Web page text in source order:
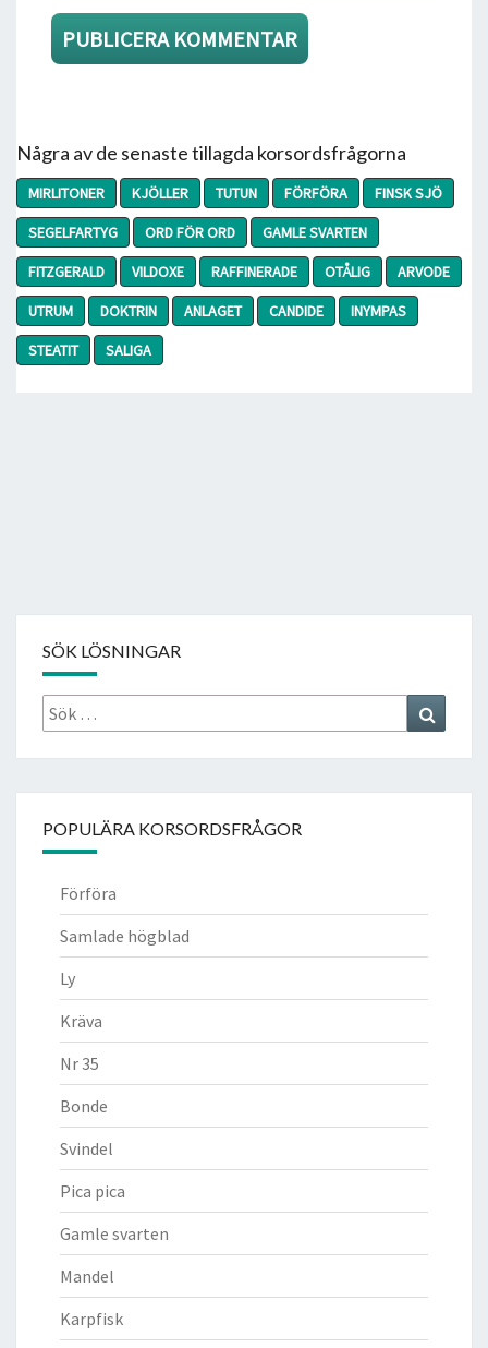
Några av de senaste tillagda korsordsfrågorna
MIRLITONER KJÖLLER TUTUN FÖRFÖRA
FINSK SJÖ
SEGELFARTYG
ORD FÖR ORD
GAMLE SVARTEN
FITZGERALD
VILDOXE RAFFINERADE OTÅLIG
ARVODE
UTRUM
DOKTRIN ANLAGET CANDIDE
INYMPAS
STEATIT
SALIGA
SÖK LÖSNINGAR
Sök
efter:
POPULÄRA KORSORDSFRÅGOR
Förföra
Samlade högblad
Ly
Kräva
Nr 35
Bonde
Svindel
Pica pica
Gamle svarten
Mandel
Karpfisk